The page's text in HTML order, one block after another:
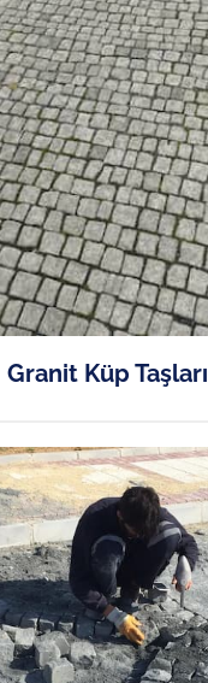
Granit Küp Taşları